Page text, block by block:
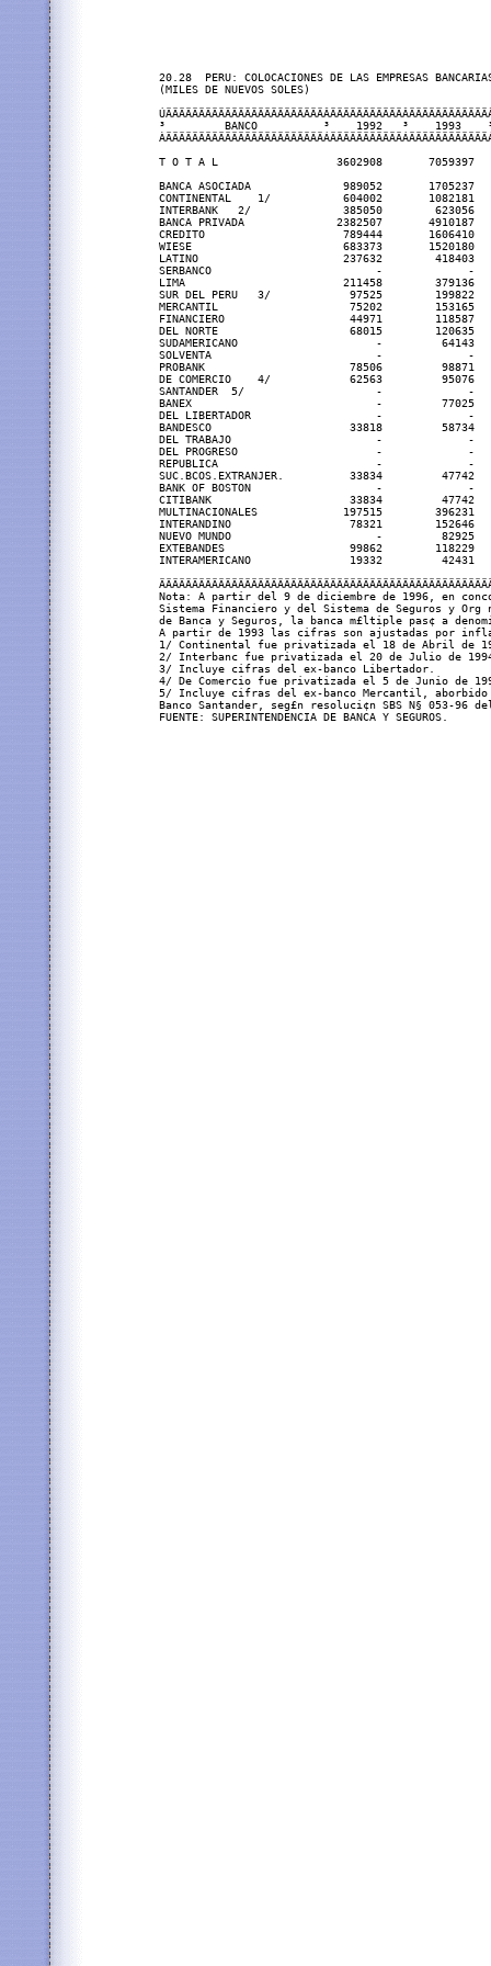
20.28  PERU: COLOCACIONES DE LAS EMPRESAS
(MILES DE NUEVOS SOLES)
³         BANCO          ³    1992   ³    1993
T O T A L                  3602908       7059397
BANCA ASOCIADA              989052
CONTINENTAL    1/           604002       1082181
INTERBANK   2/              385050        623056
BANCA PRIVADA              2382507       4910187
CREDITO                     789444       1606410
WIESE                       683373       1520180
LATINO                      237632        418403
SERBANCO                         -
LIMA                        211458        379136
SUR DEL PERU   3/            97525
MERCANTIL                    75202
FINANCIERO                   44971        118587
DEL NORTE                    68015        120635
SUDAMERICANO                     -         64143
SOLVENTA                         -             -
PROBANK                      78506
DE COMERCIO    4/            62563
SANTANDER  5/                    -             -
BANEX                            -         77025
DEL LIBERTADOR                   -
BANDESCO                     33818
DEL TRABAJO                      -             -
DEL PROGRESO                     -             -
REPUBLICA                        -             -
SUC.BCOS.EXTRANJER.          33834
BANK OF BOSTON                   -
CITIBANK                     33834         47742
MULTINACIONALES             197515
INTERANDINO                  78321
NUEVO MUNDO                      -         82925
EXTEBANDES                   99862
INTERAMERICANO               19332
Nota: A partir del 9 de diciembre de 1996, en
Sistema Financiero y del Sistema de Seguros y Org
de Banca y Seguros, la banca m£ltiple pas¢ a
A partir de 1993 las cifras son ajustadas por
1/ Continental fue privatizada el 18 de Abril de
2/ Interbanc fue privatizada el 20 de Julio de
3/ Incluye cifras del ex-banco Libertador.
4/ De Comercio fue privatizada el 5 de Junio de
5/ Incluye cifras del ex-banco Mercantil,
Banco Santander, seg£n resoluci¢n SBS N§ 053-96